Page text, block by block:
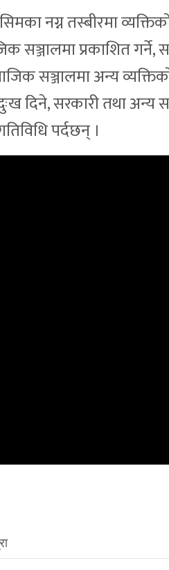
नग्न तस्बीरमा
सञ्जालमा प्रकाशित
सञ्जालमा अन्य
दिने, सरकारी तथा
पर्दछन् ।